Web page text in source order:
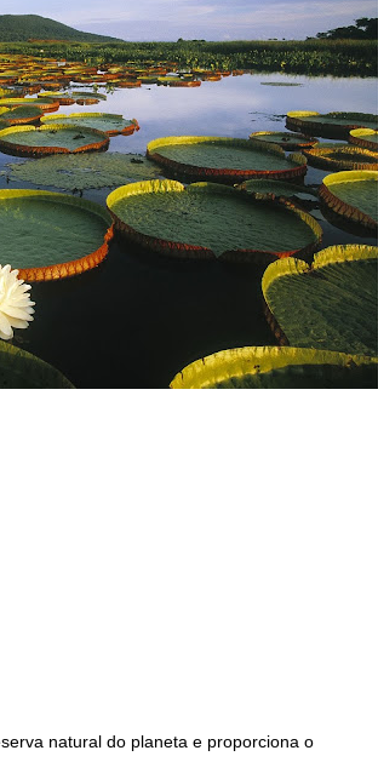
natural do planeta e proporciona o